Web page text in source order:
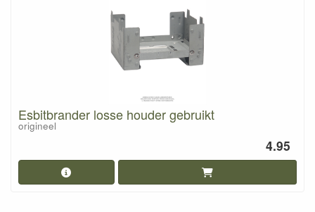
Esbitbrander losse houder gebruikt
origineel
4.95